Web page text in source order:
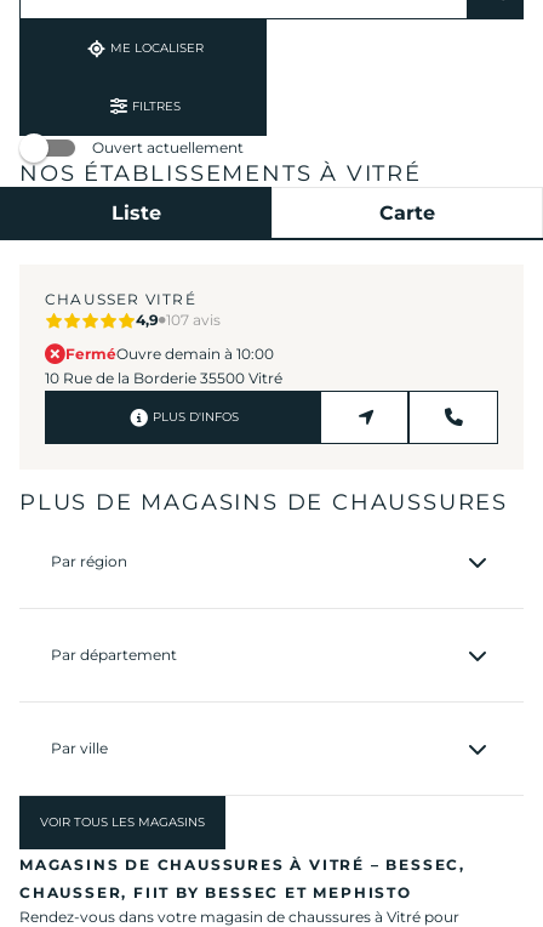
ME LOCALISER
FILTRES
Ouvert actuellement
NOS ÉTABLISSEMENTS À VITRÉ
Liste Carte
CHAUSSER VITRÉ
4,9 107 avis
FerméOuvre demain à 10:00
10 Rue de la Borderie 35500 Vitré
PLUS D'INFOS
PLUS DE MAGASINS DE CHAUSSURES
Par région
Par département
Par ville
VOIR TOUS LES MAGASINS
MAGASINS DE CHAUSSURES À VITRÉ – BESSEC,
CHAUSSER, FIIT BY BESSEC ET MEPHISTO
Rendez-vous dans votre magasin de chaussures à Vitré pour